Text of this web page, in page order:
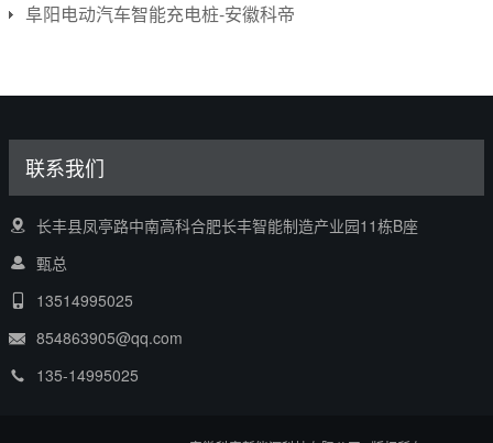
阜阳电动汽车智能充电桩-安徽科帝
联系我们
长丰县凤亭路中南高科合肥长丰智能制造产业园11栋B座
甄总
13514995025
854863905@qq.com
135-14995025